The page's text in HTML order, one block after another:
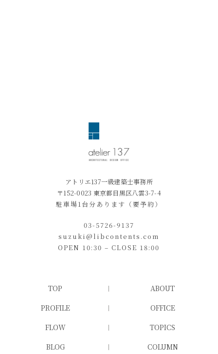
アトリエ137一級建築士事務所
〒152-0023 東京都目黒区八雲3-7-4
駐車場1台分あります（要予約）
03-5726-9137
suzuki@libcontents.com
OPEN 10:30 – CLOSE 18:00
TOP
ABOUT
PROFILE
OFFICE
FLOW
TOPICS
BLOG
COLUMN